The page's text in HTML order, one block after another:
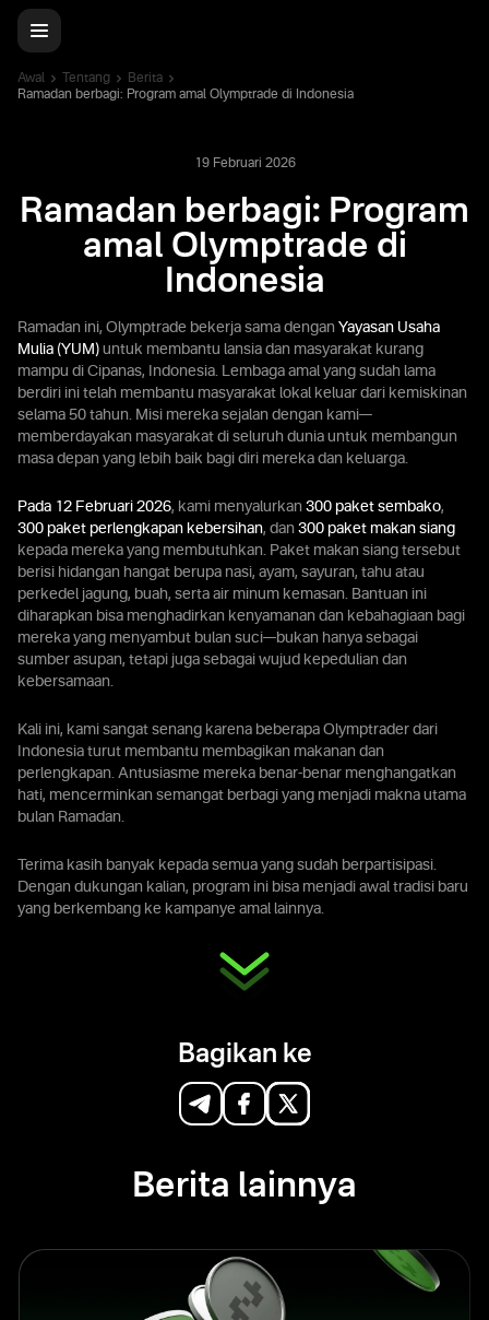
Awal Tentang
Berita
Ramadan berbagi: Program amal Olymptrade di Indonesia
19 Februari 2026
Ramadan berbagi: Program
amal Olymptrade di
Indonesia
Ramadan ini, Olymptrade bekerja sama dengan Yayasan Usaha
Mulia (YUM) untuk membantu lansia dan masyarakat kurang
mampu di Cipanas, Indonesia. Lembaga amal yang sudah lama
berdiri ini telah membantu masyarakat lokal keluar dari kemiskinan
selama 50 tahun. Misi mereka sejalan dengan kami—
memberdayakan masyarakat di seluruh dunia untuk membangun
masa depan yang lebih baik bagi diri mereka dan keluarga.
Pada 12 Februari 2026, kami menyalurkan 300 paket sembako,
300 paket perlengkapan kebersihan, dan 300 paket makan siang
kepada mereka yang membutuhkan. Paket makan siang tersebut
berisi hidangan hangat berupa nasi, ayam, sayuran, tahu atau
perkedel jagung, buah, serta air minum kemasan. Bantuan ini
diharapkan bisa menghadirkan kenyamanan dan kebahagiaan bagi
mereka yang menyambut bulan suci—bukan hanya sebagai
sumber asupan, tetapi juga sebagai wujud kepedulian dan
kebersamaan.
Kali ini, kami sangat senang karena beberapa Olymptrader dari
Indonesia turut membantu membagikan makanan dan
perlengkapan. Antusiasme mereka benar-benar menghangatkan
hati, mencerminkan semangat berbagi yang menjadi makna utama
bulan Ramadan.
Terima kasih banyak kepada semua yang sudah berpartisipasi.
Dengan dukungan kalian, program ini bisa menjadi awal tradisi baru
yang berkembang ke kampanye amal lainnya.
Bagikan ke
Berita lainnya